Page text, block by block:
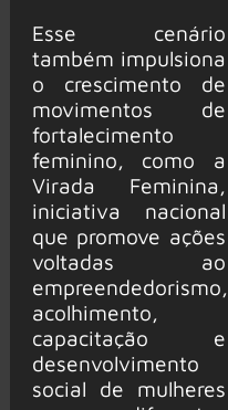
Esse cenário
também impulsiona
o crescimento de
movimentos de
fortalecimento
feminino, como a
Virada Feminina,
iniciativa nacional
que promove ações
voltadas ao
empreendedorismo,
acolhimento,
capacitação e
desenvolvimento
social de mulheres